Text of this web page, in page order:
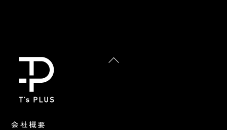
Back
会社概要